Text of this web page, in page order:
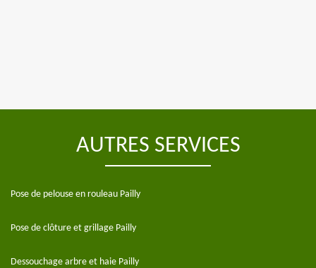
AUTRES SERVICES
Pose de pelouse en rouleau Pailly
Pose de clôture et grillage Pailly
Dessouchage arbre et haie Pailly